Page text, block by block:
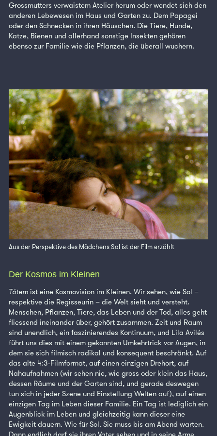
Grossmutters verwaistem Atelier herum oder wendet sich den
anderen Lebewesen im Haus und Garten zu. Dem Papagei
oder den Schnecken in ihren Häuschen. Die Tiere, Hunde,
Katze, Bienen und allerhand sonstige Insekten gehören
ebenso zur Familie wie die Pflanzen, die überall wuchern.
Aus der Perspektive des Mädchens Sol ist der Film erzählt
Der Kosmos im Kleinen
Tótem ist eine Kosmovision im Kleinen. Wir sehen, wie Sol –
respektive die Regisseurin – die Welt sieht und versteht.
Menschen, Pflanzen, Tiere, das Leben und der Tod, alles geht
fliessend ineinander über, gehört zusammen. Zeit und Raum
sind unendlich, ein faszinierendes Kontinuum, und Lila Avilés
führt uns dies mit einem gekonnten Umkehrtrick vor Augen, in
dem sie sich filmisch radikal und konsequent beschränkt. Auf
das alte 4:3-Filmformat, auf einen einzigen Drehort, auf
Nahaufnahmen (wir sehen nie, wie gross oder klein das Haus,
dessen Räume und der Garten sind, und gerade deswegen
tun sich in jeder Szene und Einstellung Welten auf), auf einen
einzigen Tag im Leben dieser Familie. Ein Tag ist lediglich ein
Augenblick im Leben und gleichzeitig kann dieser eine
Ewigkeit dauern. Wie für Sol. Sie muss bis am Abend warten.